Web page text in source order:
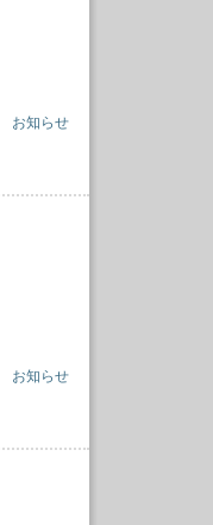
お知らせ
お知らせ